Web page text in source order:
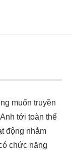
muốn truyền
tới toàn thể
động nhằm
chức năng